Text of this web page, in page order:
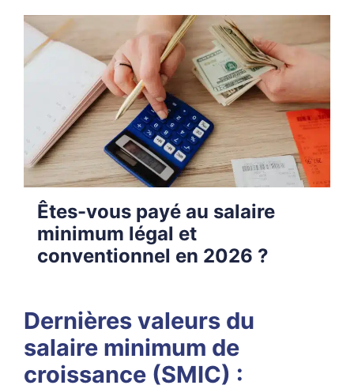
Êtes-vous payé au salaire
minimum légal et
conventionnel en 2026 ?
Dernières valeurs du
salaire minimum de
croissance (SMIC) :